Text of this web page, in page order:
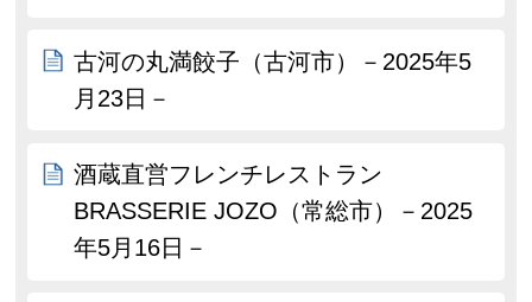
古河の丸満餃子（古河市）－2025年5
月23日－
酒蔵直営フレンチレストラン
BRASSERIE JOZO（常総市）－2025
年5月16日－